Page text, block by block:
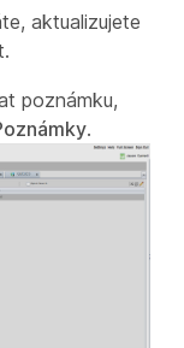
aktualizujete
poznámku,
.